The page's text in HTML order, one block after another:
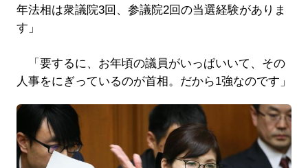
年法相は衆議院3回、参議院2回の当選経験がありま
す」
「要するに、お年頃の議員がいっぱいいて、その
人事をにぎっているのが首相。だから1強なのです」